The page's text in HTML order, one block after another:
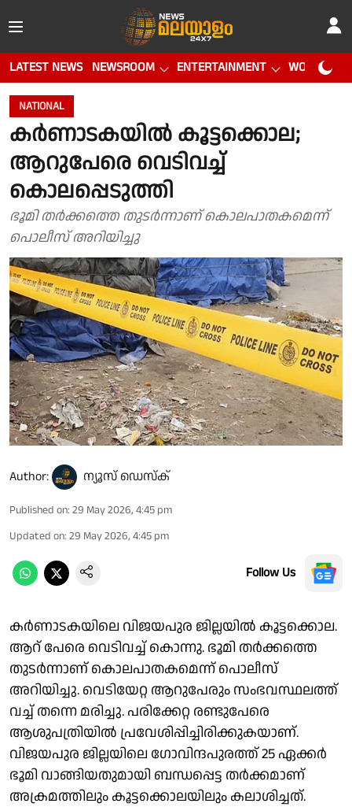
LATEST NEWS NEWSROOM ENTERTAINMENT WORLD CUP
NATIONAL
കർണാടകയിൽ കൂട്ടക്കൊല;
ആറുപേരെ വെടിവച്ച്
കൊലപ്പെടുത്തി
ഭൂമി തർക്കത്തെ തുടർന്നാണ് കൊലപാതകമെന്ന്
പൊലീസ് അറിയിച്ചു
Author: ന്യൂസ് ഡെസ്ക്
Published on: 29 May 2026, 4:45 pm
Updated on: 29 May 2026, 4:45 pm
Follow Us
കർണാടകയിലെ വിജയപുര ജില്ലയിൽ കൂട്ടക്കൊല.
ആറ് പേരെ വെടിവച്ച് കൊന്നു. ഭൂമി തർക്കത്തെ
തുടർന്നാണ് കൊലപാതകമെന്ന് പൊലീസ്
അറിയിച്ചു. വെടിയേറ്റ ആറുപേരും സംഭവസ്ഥലത്ത്
വച്ച് തന്നെ മരിച്ചു. പരിക്കേറ്റ രണ്ടുപേരെ
ആശുപത്രിയിൽ പ്രവേശിപ്പിച്ചിരിക്കുകയാണ്.
വിജയപുര ജില്ലയിലെ ഗോവിന്ദപുരത്ത് 25 ഏക്കർ
ഭൂമി വാങ്ങിയതുമായി ബന്ധപ്പെട്ട തർക്കമാണ്
അക്രമത്തിലും കൂട്ടക്കൊലയിലും കലാശിച്ചത്.